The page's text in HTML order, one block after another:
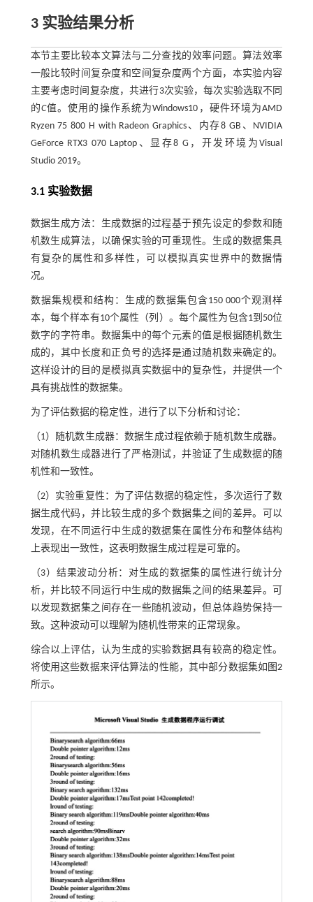
3 实验结果分析
本节主要比较本文算法与二分查找的效率问题。算法效率
一般比较时间复杂度和空间复杂度两个方面，本实验内容
主要考虑时间复杂度，共进行3次实验，每次实验选取不同
的C值。使用的操作系统为Windows10，硬件环境为AMD
Ryzen 75 800 H with Radeon Graphics、内存8 GB、NVIDIA
GeForce RTX3 070 Laptop、显存8 G，开发环境为Visual
Studio 2019。
3.1 实验数据
数据生成方法：生成数据的过程基于预先设定的参数和随
机数生成算法，以确保实验的可重现性。生成的数据集具
有复杂的属性和多样性，可以模拟真实世界中的数据情
况。
数据集规模和结构：生成的数据集包含150 000个观测样
本，每个样本有10个属性（列）。每个属性为包含1到50位
数字的字符串。数据集中的每个元素的值是根据随机数生
成的，其中长度和正负号的选择是通过随机数来确定的。
这样设计的目的是模拟真实数据中的复杂性，并提供一个
具有挑战性的数据集。
为了评估数据的稳定性，进行了以下分析和讨论：
（1）随机数生成器：数据生成过程依赖于随机数生成器。
对随机数生成器进行了严格测试，并验证了生成数据的随
机性和一致性。
（2）实验重复性：为了评估数据的稳定性，多次运行了数
据生成代码，并比较生成的多个数据集之间的差异。可以
发现，在不同运行中生成的数据集在属性分布和整体结构
上表现出一致性，这表明数据生成过程是可靠的。
（3）结果波动分析：对生成的数据集的属性进行统计分
析，并比较不同运行中生成的数据集之间的结果差异。可
以发现数据集之间存在一些随机波动，但总体趋势保持一
致。这种波动可以理解为随机性带来的正常现象。
综合以上评估，认为生成的实验数据具有较高的稳定性。
将使用这些数据来评估算法的性能，其中部分数据集如 图2
所示。